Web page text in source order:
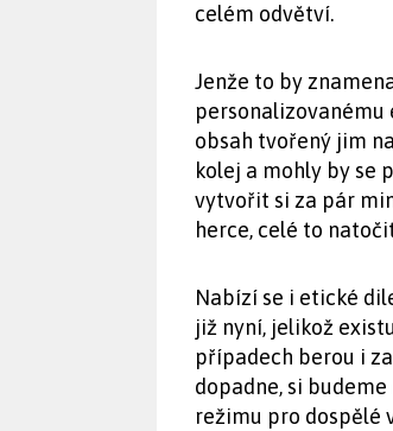
celém odvětví.
Jenže to by
personalizovanému
obsah tvořený jim
kolej a mohly by
vytvořit si za pár
herce, celé to
Nabízí se i etické
již nyní, jelikož
případech berou i
dopadne, si
režimu pro dospělé